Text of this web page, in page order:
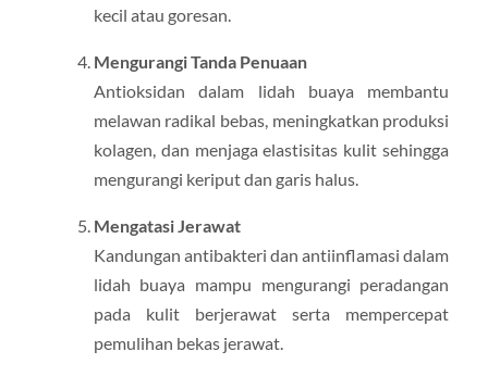
kecil atau goresan.
Mengurangi Tanda Penuaan
Antioksidan dalam lidah buaya membantu
melawan radikal bebas, meningkatkan produksi
kolagen, dan menjaga elastisitas kulit sehingga
mengurangi keriput dan garis halus.
Mengatasi Jerawat
Kandungan antibakteri dan antiinflamasi dalam
lidah buaya mampu mengurangi peradangan
pada kulit berjerawat serta mempercepat
pemulihan bekas jerawat.